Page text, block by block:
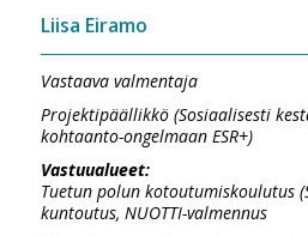
Liisa Eiramo
Vastaava valmentaja
Projektipäällikkö (Sosiaalisesti
kohtaanto-ongelmaan ESR+)
Vastuualueet:
Tuetun polun kotoutumiskoulutus
kuntoutus, NUOTTI-valmennus